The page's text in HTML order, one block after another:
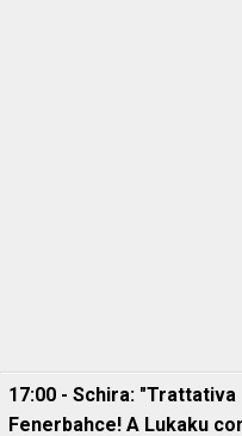
17:00 - Schira:
Fenerbahce! A Lukaku